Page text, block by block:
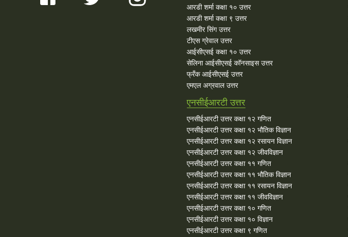
आरडी शर्मा कक्षा १० उत्तर
आरडी शर्मा कक्षा ९ उत्तर
लखमीर सिंग उत्तर
टीएस ग्रेवाल उत्तर
आईसीएसई कक्षा १० उत्तर
सेलिना आईसीएसई कॉनसाइस उत्तर
फ्रँक आईसीएसई उत्तर
एमएल अग्रवाल उत्तर
एनसीईआरटी उत्तर
एनसीईआरटी उत्तर कक्षा १२ गणित
एनसीईआरटी उत्तर कक्षा १२ भौतिक विज्ञान
एनसीईआरटी उत्तर कक्षा १२ रसायन विज्ञान
एनसीईआरटी उत्तर कक्षा १२ जीवविज्ञान
एनसीईआरटी उत्तर कक्षा ११ गणित
एनसीईआरटी उत्तर कक्षा ११ भौतिक विज्ञान
एनसीईआरटी उत्तर कक्षा ११ रसायन विज्ञान
एनसीईआरटी उत्तर कक्षा ११ जीवविज्ञान
एनसीईआरटी उत्तर कक्षा १० गणित
एनसीईआरटी उत्तर कक्षा १० विज्ञान
एनसीईआरटी उत्तर कक्षा ९ गणित